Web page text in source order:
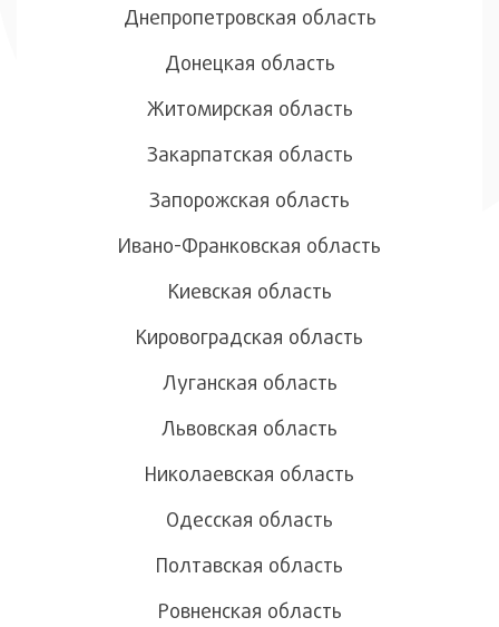
Днепропетровская область
Донецкая область
Житомирская область
Закарпатская область
Запорожская область
Ивано-Франковская область
Киевская область
Кировоградская область
Луганская область
Львовская область
Николаевская область
Одесская область
Полтавская область
Ровненская область